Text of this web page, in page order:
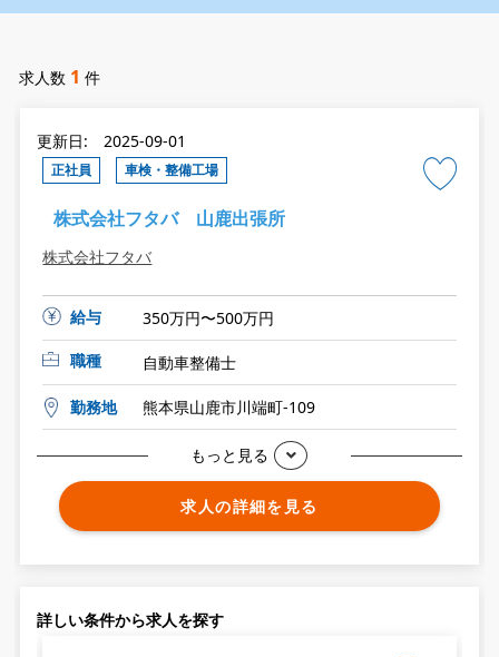
求人数 1 件
更新日: 2025-09-01
正社員 車検・整備工場
株式会社フタバ 山鹿出張所
株式会社フタバ
給与
350万円〜500万円
職種
自動車整備士
勤務地 熊本県山鹿市川端町-109
もっと見る
求人の詳細を見る
詳しい条件から求人を探す